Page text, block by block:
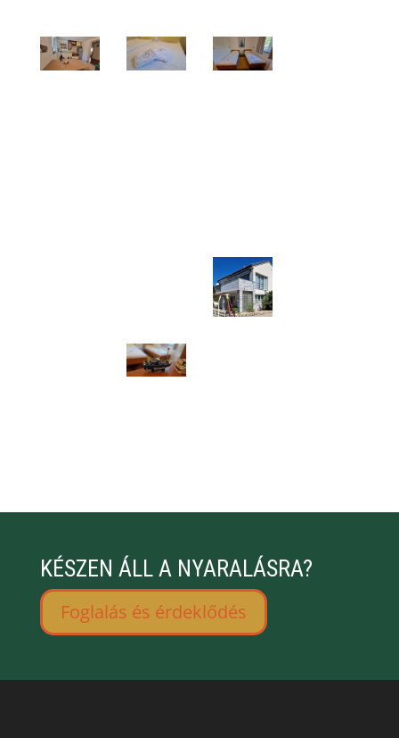
KÉSZEN ÁLL A NYARALÁSRA?
Foglalás és érdeklődés